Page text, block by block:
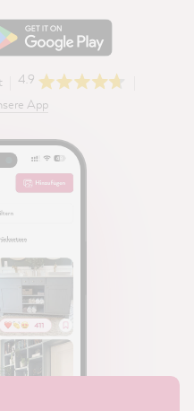
4.9
App